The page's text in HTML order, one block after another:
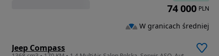
Jeep Compass
74 000 PLN
W granicach średniej